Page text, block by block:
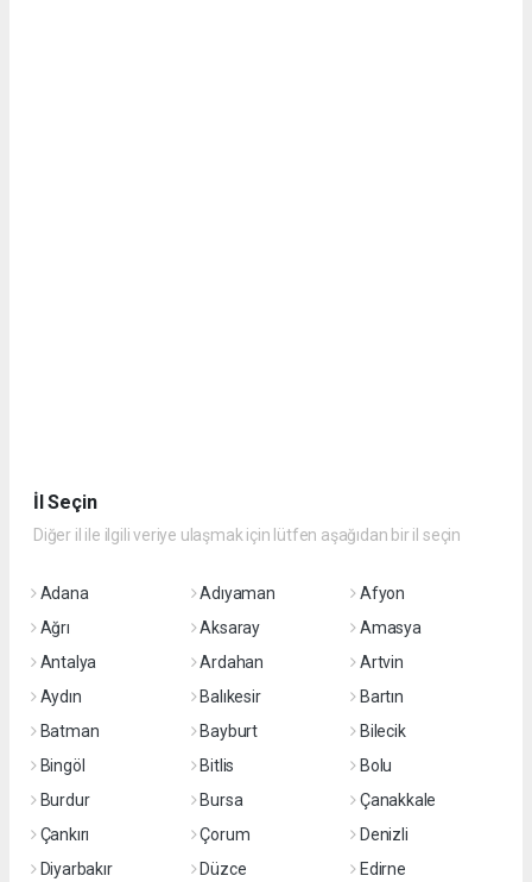
İl Seçin
Diğer il ile ilgili veriye ulaşmak için lütfen aşağıdan bir il seçin
Adana Adıyaman
Afyon
Ağrı
Aksaray
Amasya
Antalya
Ardahan
Artvin
Aydın
Balıkesir
Bartın
Batman
Bayburt
Bilecik
Bingöl
Bitlis
Bolu
Burdur
Bursa
Çanakkale
Çankırı
Çorum
Denizli
Diyarbakır
Düzce
Edirne